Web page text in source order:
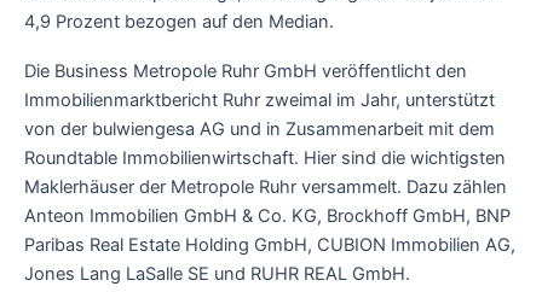
4,9 Prozent bezogen auf den Median.
Die Business Metropole Ruhr GmbH veröffentlicht den
Immobilienmarktbericht Ruhr zweimal im Jahr, unterstützt
von der bulwiengesa AG und in Zusammenarbeit mit dem
Roundtable Immobilienwirtschaft. Hier sind die wichtigsten
Maklerhäuser der Metropole Ruhr versammelt. Dazu zählen
Anteon Immobilien GmbH & Co. KG, Brockhoff GmbH, BNP
Paribas Real Estate Holding GmbH, CUBION Immobilien AG,
Jones Lang LaSalle SE und RUHR REAL GmbH.